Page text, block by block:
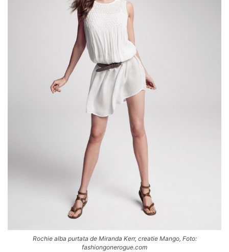
Rochie alba purtata de Miranda Kerr, creatie Mango, Foto:
fashiongonerogue.com